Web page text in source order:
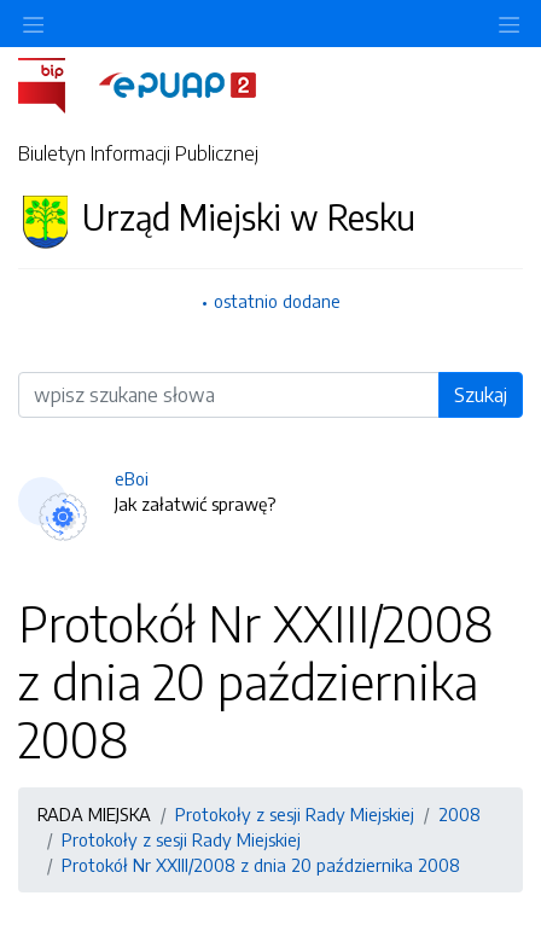
Biuletyn Informacji Publicznej
Urząd Miejski w Resku
ostatnio dodane
Wyszukiwarka Szukaj
eBoi
Jak załatwić sprawę?
Protokół Nr XXIII/2008
z dnia 20 października
2008
RADA MIEJSKA Protokoły z sesji Rady Miejskiej
2008
Protokoły z sesji Rady Miejskiej
Protokół Nr XXIII/2008 z dnia 20 października 2008